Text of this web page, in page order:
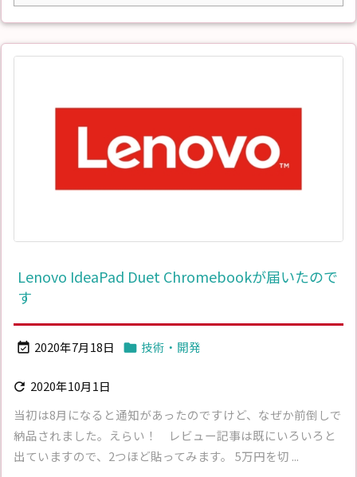
Lenovo IdeaPad Duet Chromebookが届いたので
す
 2020年7月18日  技術・開発
 2020年10月1日
当初は8月になると通知があったのですけど、なぜか前倒しで
納品されました。えらい！ レビュー記事は既にいろいろと
出ていますので、2つほど貼ってみます。 5万円を切 ...